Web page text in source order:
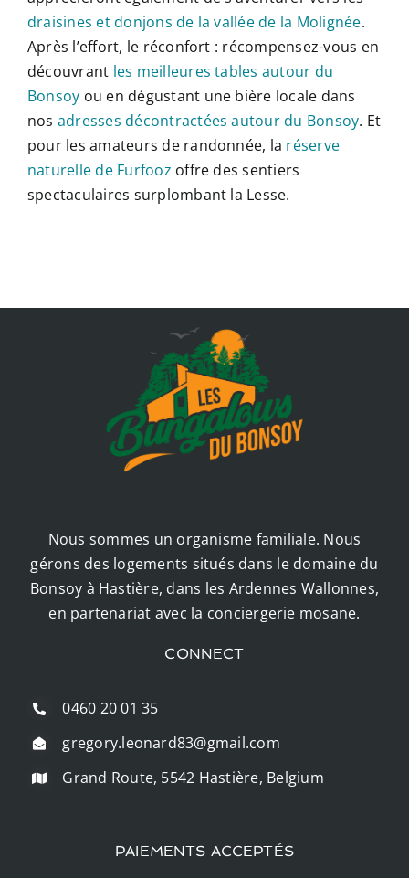
draisines et donjons de la vallée de la Molignée.
Après l’effort, le réconfort : récompensez-vous en
découvrant les meilleures tables autour du
Bonsoy ou en dégustant une bière locale dans
nos adresses décontractées autour du Bonsoy. Et
pour les amateurs de randonnée, la réserve
naturelle de Furfooz offre des sentiers
spectaculaires surplombant la Lesse.
Nous sommes un organisme familiale. Nous
gérons des logements situés dans le domaine du
Bonsoy à Hastière, dans les Ardennes Wallonnes,
en partenariat avec la conciergerie mosane.
CONNECT
0460 20 01 35
gregory.leonard83@gmail.com
Grand Route, 5542 Hastière, Belgium
PAIEMENTS ACCEPTÉS